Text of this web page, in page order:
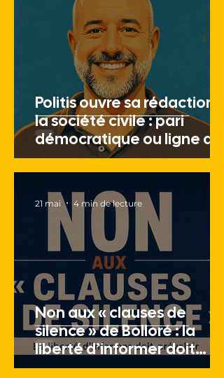
Politis ouvre sa rédaction à
la société civile : pari
démocratique ou ligne de
crête ?
Non aux « clauses de
silence » de Bolloré : la
liberté d’informer doit
prévaloir
21 mai 4 min de lecture